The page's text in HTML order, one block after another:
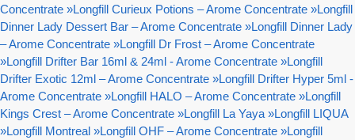
Concentrate »Longfill Curieux Potions – Arome Concentrate »Longfill
Dinner Lady Dessert Bar – Arome Concentrate »Longfill Dinner Lady
– Arome Concentrate »Longfill Dr Frost – Arome Concentrate
»Longfill Drifter Bar 16ml & 24ml - Arome Concentrate »Longfill
Drifter Exotic 12ml – Arome Concentrate »Longfill Drifter Hyper 5ml -
Arome Concentrate »Longfill HALO – Arome Concentrate »Longfill
Kings Crest – Arome Concentrate »Longfill La Yaya »Longfill LIQUA
»Longfill Montreal »Longfill OHF – Arome Concentrate »Longfill